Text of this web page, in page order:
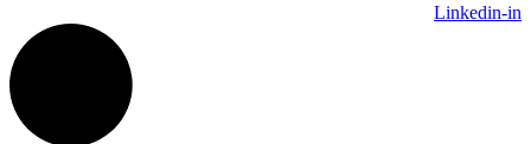
Linkedin-in